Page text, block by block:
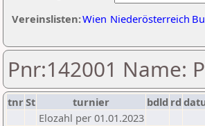
Vereinslisten:Wien Niederösterreich
Pnr:142001 Name:
tnrSt turnier bdld rd
Elozahl per 01.01.2023